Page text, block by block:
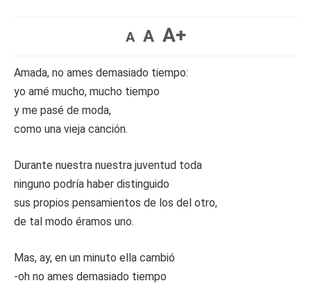
A A A+
Amada, no ames demasiado tiempo:
yo amé mucho, mucho tiempo
y me pasé de moda,
como una vieja canción.
Durante nuestra nuestra juventud toda
ninguno podría haber distinguido
sus propios pensamientos de los del otro,
de tal modo éramos uno.
Mas, ay, en un minuto ella cambió
-oh no ames demasiado tiempo